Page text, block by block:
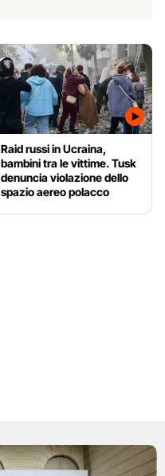
Raid russi in Ucraina,
bambini tra le vittime. Tusk
denuncia violazione dello
spazio aereo polacco